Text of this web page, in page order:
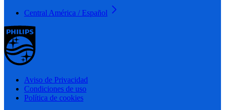
Central América / Español
Aviso de Privacidad
Condiciones de uso
Política de cookies